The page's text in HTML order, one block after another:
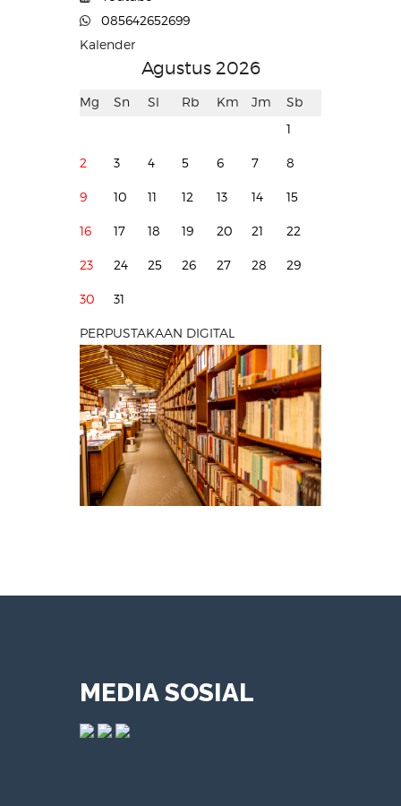
085642652699
Kalender
Agustus 2026
Mg Sn Sl Rb Km Jm
Sb
1
2 3 4 5 6 7 8
9 10 11 12 13 14 15
16 17 18 19 20 21 22
23 24 25 26 27 28 29
30 31
PERPUSTAKAAN DIGITAL
MEDIA SOSIAL